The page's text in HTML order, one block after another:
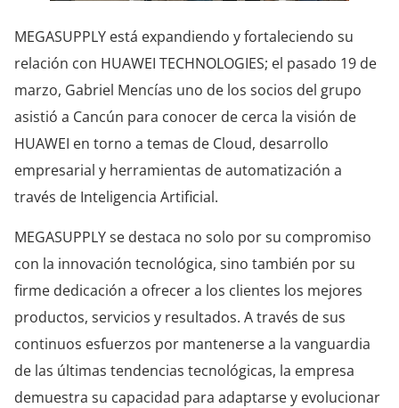
MEGASUPPLY está expandiendo y fortaleciendo su
relación con HUAWEI TECHNOLOGIES; el pasado 19 de
marzo, Gabriel Mencías uno de los socios del grupo
asistió a Cancún para conocer de cerca la visión de
HUAWEI en torno a temas de Cloud, desarrollo
empresarial y herramientas de automatización a
través de Inteligencia Artificial.
MEGASUPPLY se destaca no solo por su compromiso
con la innovación tecnológica, sino también por su
firme dedicación a ofrecer a los clientes los mejores
productos, servicios y resultados. A través de sus
continuos esfuerzos por mantenerse a la vanguardia
de las últimas tendencias tecnológicas, la empresa
demuestra su capacidad para adaptarse y evolucionar